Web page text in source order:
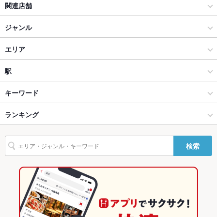
貸切
設備
Wi-Fi
ー
駐車場
なし ：徒歩2、3分の場所にコインパーキングがいくつかありま
TV・プロジ
英語メニュ
ー
あり
その他設備 ワインセラーあり！お気に入りの1本を見つけてください♪
飲み放題 あり ：飲み放題付コースあります♪
関連店舗
居酒屋 つのふり
ジャンル
居酒屋
洋・和洋・各国料理・その他
奈良市 × 居酒屋
奈良市 × 洋・和洋・各国料理・その他
近鉄奈良駅 × 居酒屋
近鉄奈良駅 × 洋・和洋・各国料理・その他
イタリアン・フレンチ
イタリアン
エリア
近鉄奈良
近鉄奈良 × 居酒屋
近鉄奈良 × 洋・和洋・各国料理・その他
近鉄奈良 × イタリアン・フレンチ
近鉄奈良 × イタリアン
奈良 × 居酒屋
駅
近鉄奈良駅
新大宮駅
奈良駅
キーワード
ウニ料理
ロッシーニ 鴨肉 パスタ ペペロンチーノ 生パスタ
ジェラート
ランキング
奈良のグルメランキング
奈良の居酒屋ランキング
奈良市のグルメランキング
奈良市の居酒屋ランキング
検索